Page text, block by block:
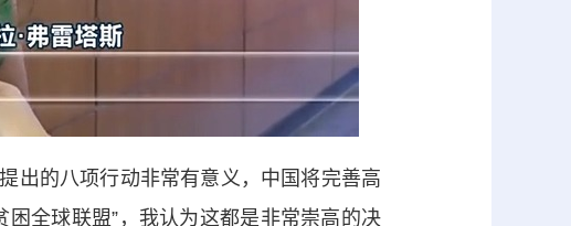
出的八项行动非常有意义，中国将完善高
全球联盟”，我认为这都是非常崇高的决